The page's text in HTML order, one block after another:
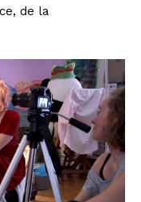
de la